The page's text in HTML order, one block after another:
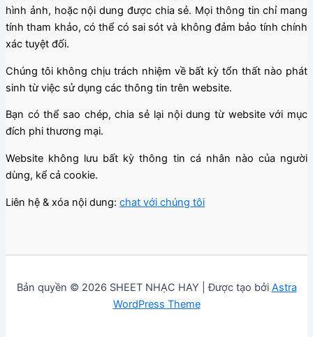
hình ảnh, hoặc nội dung được chia sẻ. Mọi thông tin chỉ mang
tính tham khảo, có thể có sai sót và không đảm bảo tính chính
xác tuyệt đối.
Chúng tôi không chịu trách nhiệm về bất kỳ tổn thất nào phát
sinh từ việc sử dụng các thông tin trên website.
Bạn có thể sao chép, chia sẻ lại nội dung từ website với mục
đích phi thương mại.
Website không lưu bất kỳ thông tin cá nhân nào của người
dùng, kể cả cookie.
Liên hệ & xóa nội dung: chat với chúng tôi
Bản quyền © 2026 SHEET NHẠC HAY | Được tạo bởi Astra
WordPress Theme